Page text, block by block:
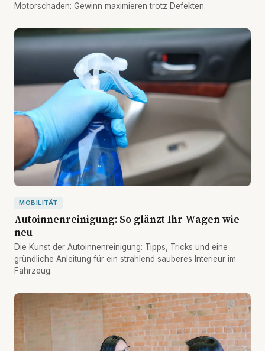
Motorschaden: Gewinn maximieren trotz Defekten.
MOBILITÄT
Autoinnenreinigung: So glänzt Ihr Wagen wie
neu
Die Kunst der Autoinnenreinigung: Tipps, Tricks und eine
gründliche Anleitung für ein strahlend sauberes Interieur im
Fahrzeug.